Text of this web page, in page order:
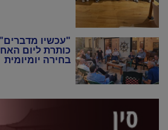
"עכשיו
כותרת ליום
בחירה יומיומית